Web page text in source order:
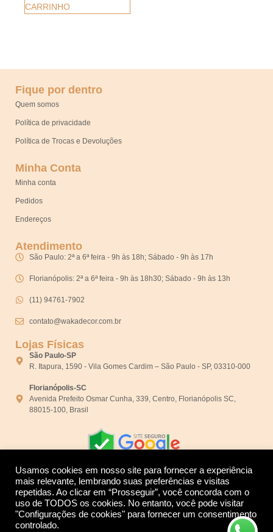
CARRINHO
Fique por dentro
Quem somos
Política de privacidade
Política de Trocas e Devoluções
Minha Conta
Minha conta
Pedidos
Endereços
Atendimento
São Paulo: 2ª a 6ª feira - 9h às 18h; Sábado - 9h às 17h
Florianópolis: 2ª a 6ª feira - 9h às 18h30; Sábado - 9h às 13h
(11) 94761-7902
contato@wakadecor.com.br
Lojas Físicas
São Paulo-SP
R. Itapura, 1590 - Vila Gomes Cardim – São Paulo - SP, 03310-000
Florianópolis-SC
Avenida Prefeito Osmar Cunha, 339, Centro, Florianópolis SC,
88015-100, Brasil
Desenvolvido por:
Usamos cookies em nosso site para fornecer a experiência
mais relevante, lembrando suas preferências e visitas
repetidas. Ao clicar em “Prosseguir”, você concorda com o
uso de TODOS os cookies. No entanto, você pode visitar
"Configurações de cookies" para fornecer um consentimento
controlado.